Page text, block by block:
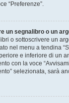
“Preferenze”.
un segnalibro o un
o sottoscrivere un
nel menu a tendina
e inferiore di un
con la voce
selezionata, sarà